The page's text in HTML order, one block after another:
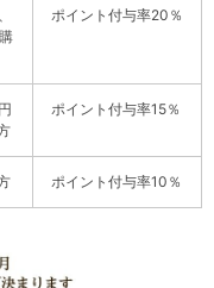
ポイント付与率20％
ポイント付与率15％
ポイント付与率10％